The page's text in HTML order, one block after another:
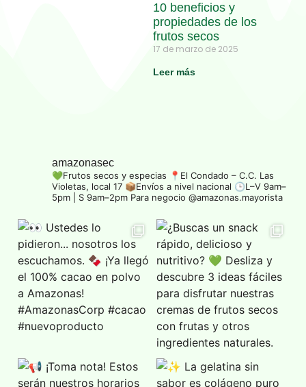
10 beneficios y
propiedades de los
frutos secos
17 de marzo de 2025
Leer más
amazonasec
💚Frutos secos y especias 📍El Condado – C.C. Las
Violetas, local 17 📦Envíos a nivel nacional 🕒L–V 9am–
5pm | S 9am–2pm Para negocio @amazonas.mayorista